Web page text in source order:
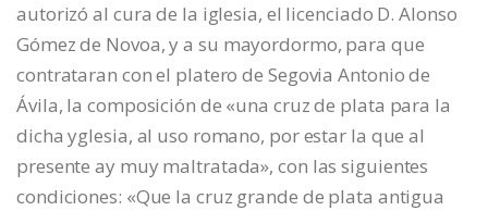
autorizó al cura de la iglesia, el licenciado D. Alonso
Gómez de Novoa, y a su mayordormo, para que
contrataran con el platero de Segovia Antonio de
Ávila, la composición de «una cruz de plata para la
dicha yglesia, al uso romano, por estar la que al
presente ay muy maltratada», con las siguientes
condiciones: «Que la cruz grande de plata antigua